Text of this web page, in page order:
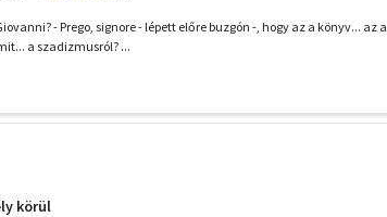
- Prego, signore - lépett előre buzgón -, hogy az a könyv... az a
a szadizmusról? ...
körül